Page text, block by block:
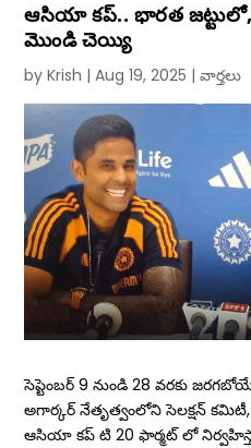
ఆసియా కప్.. భారత
మొండి చెయ్యి
byKrish |Aug 19, 2025 |వార్తలు
సెప్టెంబర్ 9 నుండి 28 వరకు
అగార్కర్ నేతృత్వంలోని సెలక్షన్ కమిటీ,
ఆసియా కప్ టి 20 ఫార్మట్ లో